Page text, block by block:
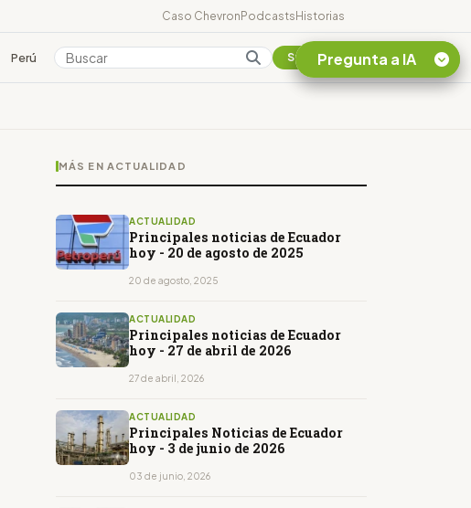
Caso ChevronPodcastsHistorias
Perú Colombia Suscribirse
MÁS EN ACTUALIDAD
ACTUALIDAD
Principales noticias de Ecuador
hoy - 20 de agosto de 2025
20 de agosto, 2025
ACTUALIDAD
Principales noticias de Ecuador
hoy - 27 de abril de 2026
27 de abril, 2026
ACTUALIDAD
Principales Noticias de Ecuador
hoy - 3 de junio de 2026
03 de junio, 2026
Pregunta a IA